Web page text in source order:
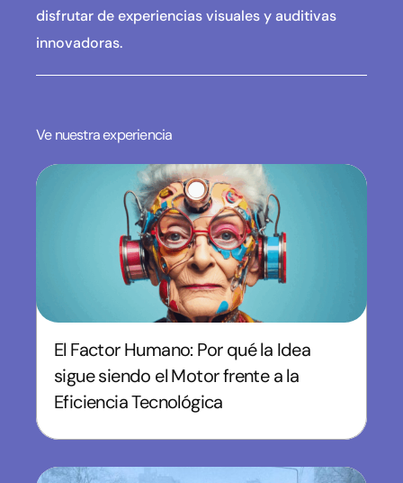
disfrutar de experiencias visuales y auditivas
innovadoras.
Ve nuestra experiencia
El Factor Humano: Por qué la Idea
sigue siendo el Motor frente a la
Eficiencia Tecnológica